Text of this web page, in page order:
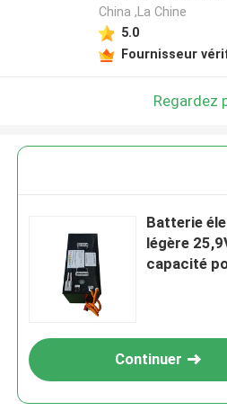
China ,La Chine
5.0
Fournisseur
Regardez
Batterie
légère
capacité
Continuer